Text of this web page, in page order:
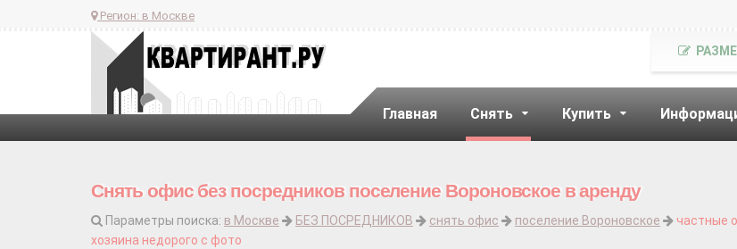
Регион: в Москве
Главная Снять Купить
Снять офис без посредников поселение Вороновское в аренду
Параметры поиска: в Москве БЕЗ ПОСРЕДНИКОВ снять офис поселение Вороновское
частные
хозяина недорого с фото